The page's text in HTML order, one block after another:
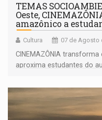
TEMAS
Oeste,
amazônico a
Cultura 07 de Agosto
CINEMAZÔNIA
aproxima estudantes do